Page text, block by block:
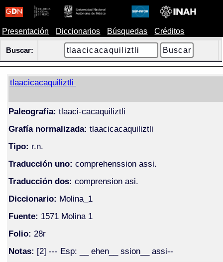
Presentación Diccionarios Búsquedas Créditos
Buscar:
tlaacicacaquiliztli
Paleografía: tlaaci-cacaquiliztli
Grafía normalizada: tlaacicacaquiliztli
Tipo: r.n.
Traducción uno: comprehenssion assi.
Traducción dos: comprension asi.
Diccionario: Molina_1
Fuente: 1571 Molina 1
Folio: 28r
Notas: [2] --- Esp: __ ehen__ ssion__ assi--